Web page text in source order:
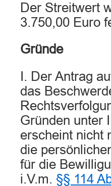
Der Streitwert
3.750,00 Euro
Gründe
I. Der Antrag
das
Gründen unter
erscheint nicht
die
für die
i.V.m. §§ 114